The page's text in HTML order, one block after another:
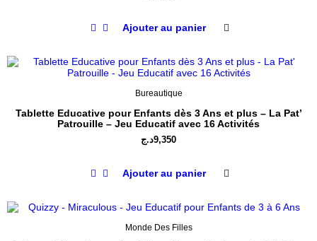
Ajouter au panier
Bureautique
Tablette Educative pour Enfants dès 3 Ans et plus – La Pat’
Patrouille – Jeu Educatif avec 16 Activités
9,350د.ج
Ajouter au panier
Monde Des Filles